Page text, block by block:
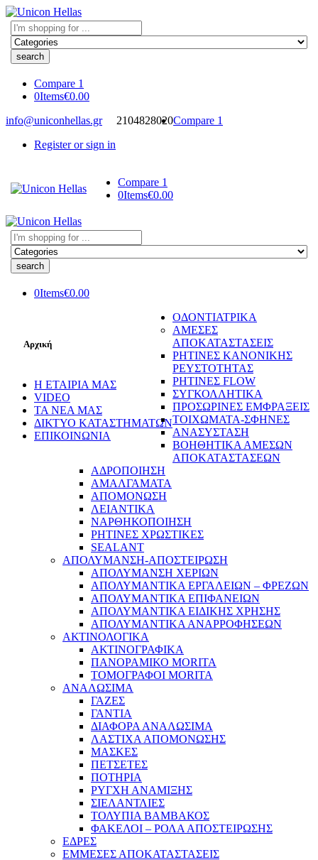
Search
here
Compare 1
0Items€0.00
info@uniconhellas.gr
2104828020Compare 1
Register or sign in
Compare 1
0Items€0.00
Search
here
0Items€0.00
Αρχική
Η ΕΤΑΙΡΙΑ ΜΑΣ
VIDEO
ΤΑ ΝΕΑ ΜΑΣ
ΔΙΚΤΥΟ ΚΑΤΑΣΤΗΜΑΤΩΝ
ΕΠΙΚΟΙΝΩΝΙΑ
ΟΔΟΝΤΙΑΤΡΙΚΑ
ΑΜΕΣΕΣ
ΑΠΟΚΑΤΑΣΤΑΣΕΙΣ
ΡΗΤΙΝΕΣ ΚΑΝΟΝΙΚΗΣ
ΡΕΥΣΤΟΤΗΤΑΣ
ΡΗΤΙΝΕΣ FLOW
ΣΥΓΚΟΛΛΗΤΙΚΑ
ΠΡΟΣΩΡΙΝΕΣ ΕΜΦΡΑΞΕΙΣ
ΤΟΙΧΩΜΑΤΑ-ΣΦΗΝΕΣ
ΑΝΑΣΥΣΤΑΣΗ
ΒΟΗΘΗΤΙΚΑ ΑΜΕΣΩΝ
ΑΠΟΚΑΤΑΣΤΑΣΕΩΝ
ΑΔΡΟΠΟΙΗΣΗ
ΑΜΑΛΓΑΜΑΤΑ
ΑΠΟΜΟΝΩΣΗ
ΛΕΙΑΝΤΙΚΑ
ΝΑΡΘΗΚΟΠΟΙΗΣΗ
ΡΗΤΙΝΕΣ ΧΡΩΣΤΙΚΕΣ
SEALANT
ΑΠΟΛΥΜΑΝΣΗ-ΑΠΟΣΤΕΙΡΩΣΗ
ΑΠΟΛΥΜΑΝΣΗ ΧΕΡΙΩΝ
ΑΠΟΛΥΜΑΝΤΙΚΑ ΕΡΓΑΛΕΙΩΝ – ΦΡΕΖΩΝ
ΑΠΟΛΥΜΑΝΤΙΚΑ ΕΠΙΦΑΝΕΙΩΝ
ΑΠΟΛΥΜΑΝΤΙΚΑ ΕΙΔΙΚΗΣ ΧΡΗΣΗΣ
ΑΠΟΛΥΜΑΝΤΙΚΑ ΑΝΑΡΡΟΦΗΣΕΩΝ
ΑΚΤΙΝΟΛΟΓΙΚΑ
ΑΚΤΙΝΟΓΡΑΦΙΚΑ
ΠΑΝΟΡΑΜΙΚΟ MORITA
ΤΟΜΟΓΡΑΦΟΙ MORITA
ΑΝΑΛΩΣΙΜΑ
ΓΑΖΕΣ
ΓΑΝΤΙΑ
ΔΙΑΦΟΡΑ ΑΝΑΛΩΣΙΜΑ
ΛΑΣΤΙΧΑ ΑΠΟΜΟΝΩΣΗΣ
ΜΑΣΚΕΣ
ΠΕΤΣΕΤΕΣ
ΠΟΤΗΡΙΑ
ΡΥΓΧΗ ΑΝΑΜΙΞΗΣ
ΣΙΕΛΑΝΤΛΙΕΣ
ΤΟΛΥΠΙΑ ΒΑΜΒΑΚΟΣ
ΦΑΚΕΛΟΙ – ΡΟΛΑ ΑΠΟΣΤΕΙΡΩΣΗΣ
ΕΔΡΕΣ
ΕΜΜΕΣΕΣ ΑΠΟΚΑΤΑΣΤΑΣΕΙΣ